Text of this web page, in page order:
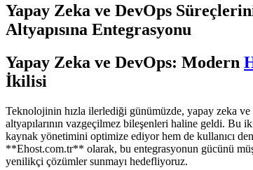
Yapay Zeka ve DevOps
Altyapısına Entegrasyonu
Yapay Zeka ve DevOps: Modern
İkilisi
Teknolojinin hızla ilerlediği günümüzde, yapay zeka
altyapılarının vazgeçilmez bileşenleri haline geldi. Bu
kaynak yönetimini optimize ediyor hem de kullanıcı
**Ehost.com.tr** olarak, bu entegrasyonun gücünü
yenilikçi çözümler sunmayı hedefliyoruz.